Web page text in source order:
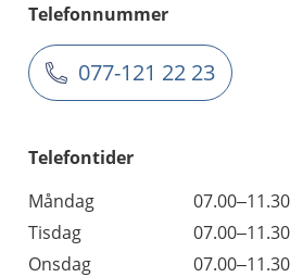
Telefonnummer
077-121 22 23
Telefontider
Måndag
07.00–11.30
Tisdag
07.00–11.30
Onsdag
07.00–11.30